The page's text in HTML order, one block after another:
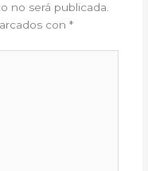
no será publicada.
con *